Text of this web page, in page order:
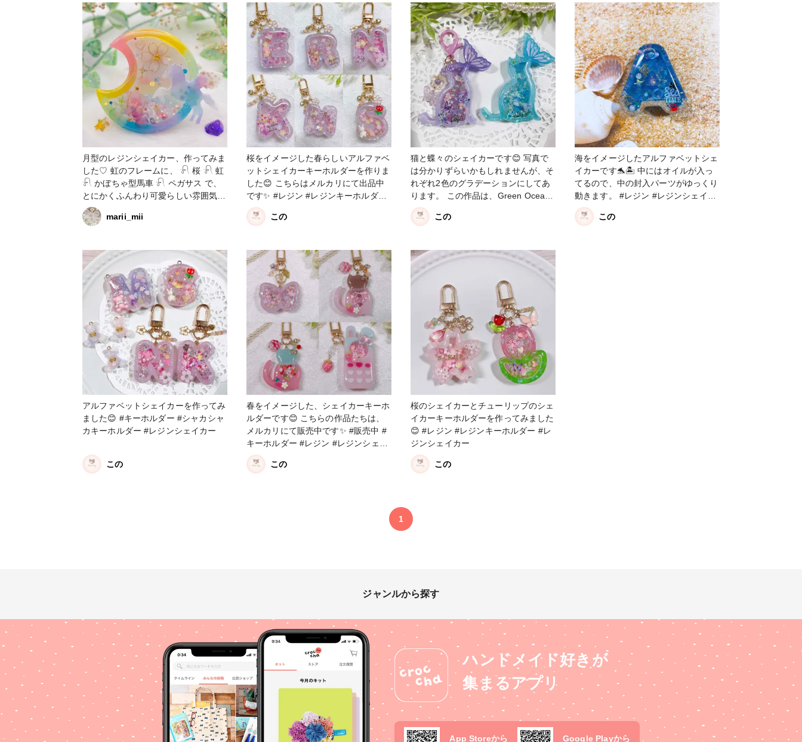
月型のレジンシェイカー、作ってみま
した♡ 虹のフレームに、 𓍯 桜 𓍯 虹
𓍯 かぼちゃ型馬車 𓍯 ペガサス で、
とにかくふんわり可愛らしい雰囲気に
♡(｡☌ᴗ☌｡) #春の作品コンテスト2023
#シャカシャカ #レジンシェイカー
marii_mii
桜をイメージした春らしいアルファベ
ットシェイカーキーホルダーを作りま
した😊 こちらはメルカリにて出品中
です✨ #レジン #レジンキーホルダー
この
猫と蝶々のシェイカーです😊 写真で
は分かりずらいかもしれませんが、そ
れぞれ2色のグラデーションにしてあ
ります。 この作品は、Green Ocean
さんの福袋のパンフレットの中にも掲
載されている見本作品として作らせて
この
海をイメージしたアルファベットシェ
イカーです🐬🏝 中にはオイルが入っ
てるので、中の封入パーツがゆっくり
動きます。 #レジン #レジンシェイカ
ー #レジンキーホルダー
この
アルファベットシェイカーを作ってみ
ました😊 #キーホルダー #シャカシャ
カキーホルダー #レジンシェイカー
この
春をイメージした、シェイカーキーホ
ルダーです😊 こちらの作品たちは、
メルカリにて販売中です✨ #販売中 #
キーホルダー #レジン #レジンシェイ
カー #春の作品コンテスト2023
この
桜のシェイカーとチューリップのシェ
イカーキーホルダーを作ってみました
😊 #レジン #レジンキーホルダー #レ
ジンシェイカー
この
1
ジャンルから探す
ハンドメイド好きが
集まるアプリ
App Storeから Google Playから